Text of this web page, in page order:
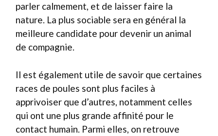
parler calmement, et de laisser faire la
nature. La plus sociable sera en général la
meilleure candidate pour devenir un animal
de compagnie.
Il est également utile de savoir que certaines
races de poules sont plus faciles à
apprivoiser que d’autres, notamment celles
qui ont une plus grande affinité pour le
contact humain. Parmi elles, on retrouve